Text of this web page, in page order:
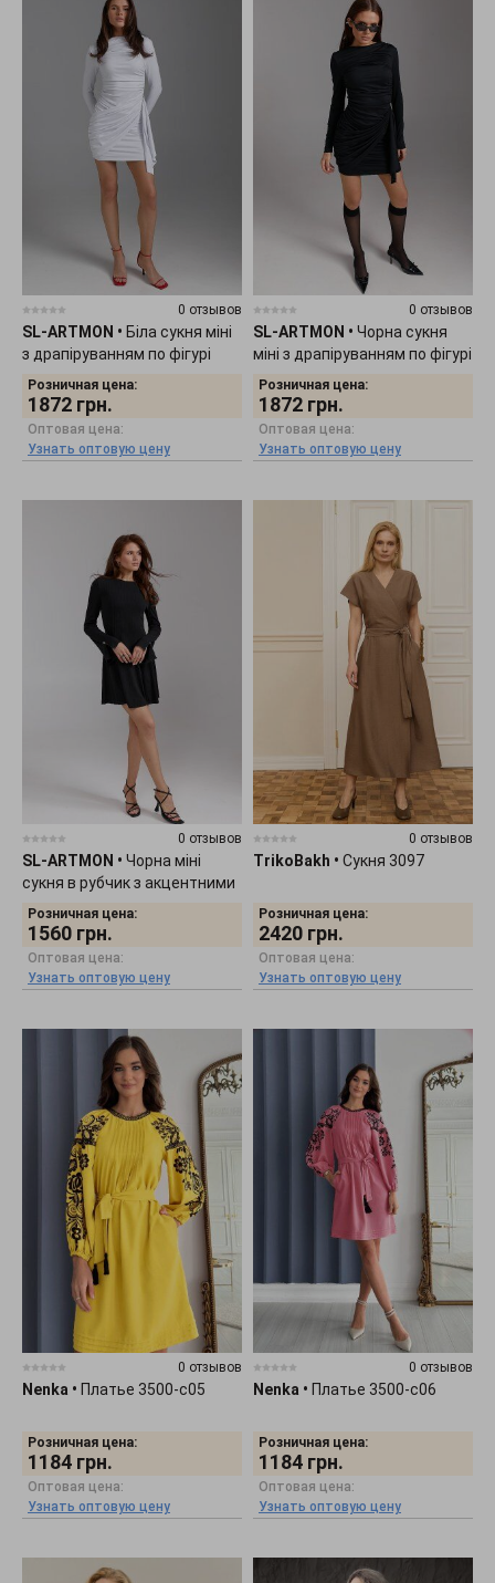
0 отзывов
SL-ARTMON • Біла сукня міні
з драпіруванням по фігурі
1483.2
Розничная цена:
1872 грн.
Оптовая цена:
Узнать оптовую цену
0 отзывов
SL-ARTMON • Чорна сукня
міні з драпіруванням по фігурі
1483.1
Розничная цена:
1872 грн.
Оптовая цена:
Узнать оптовую цену
0 отзывов
SL-ARTMON • Чорна міні
сукня в рубчик з акцентними
рукавами-кльош 1480.1
Розничная цена:
1560 грн.
Оптовая цена:
Узнать оптовую цену
0 отзывов
TrikoBakh • Сукня 3097
Розничная цена:
2420 грн.
Оптовая цена:
Узнать оптовую цену
0 отзывов
Nenka • Платье 3500-c05
Розничная цена:
1184 грн.
Оптовая цена:
Узнать оптовую цену
0 отзывов
Nenka • Платье 3500-c06
Розничная цена:
1184 грн.
Оптовая цена:
Узнать оптовую цену